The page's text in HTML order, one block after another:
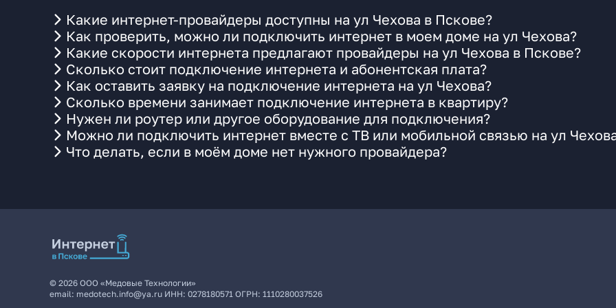
Какие интернет-провайдеры доступны на ул Чехова в Пскове?
Как проверить, можно ли подключить интернет в моем доме на ул Чехова?
Какие скорости интернета предлагают провайдеры на ул Чехова в Пскове?
Сколько стоит подключение интернета и абонентская плата?
Как оставить заявку на подключение интернета на ул Чехова?
Сколько времени занимает подключение интернета в квартиру?
Нужен ли роутер или другое оборудование для подключения?
Можно ли подключить интернет вместе с ТВ или мобильной связью на ул
Что делать, если в моём доме нет нужного провайдера?
© 2026 ООО «Медовые Технологии»
email: medotech.info@ya.ru ИНН: 0278180571 ОГРН: 1110280037526